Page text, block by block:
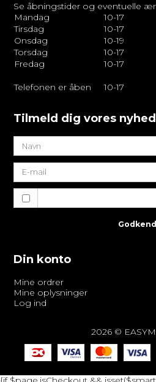
Se åbningstider og eventuelle
Mandag
10-17
Tirsdag
10-17
Onsdag
10-19
Torsdag
10-17
Fredag
10-17
Telefonen er åben 10-17
Tilmeld dig vores
Godkend
Din konto
Mine ordrer
Mine oplysninger
Log ind
2026 ©